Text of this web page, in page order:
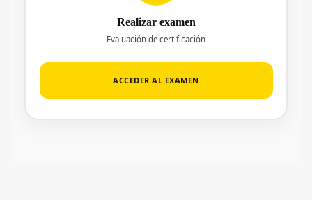
Realizar examen
Evaluación de certificación
ACCEDER AL EXAMEN